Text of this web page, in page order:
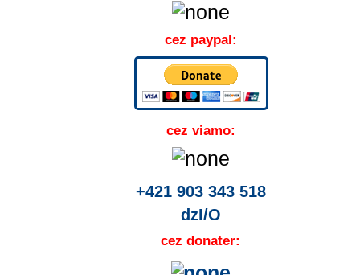
cez paypal:
cez viamo:
+421 903 343 518
dzI/O
cez donater: